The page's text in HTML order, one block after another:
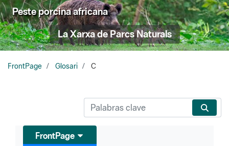
Peste porcina africana
La Xarxa de Parcs Naturals
FrontPage Glosari C
FrontPage